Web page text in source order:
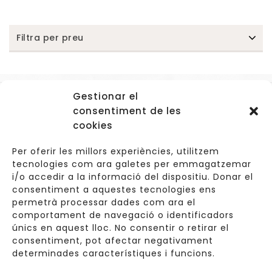
Gestionar el
consentiment de les
cookies
Per oferir les millors experiències, utilitzem
tecnologies com ara galetes per emmagatzemar
i/o accedir a la informació del dispositiu. Donar el
consentiment a aquestes tecnologies ens
permetrà processar dades com ara el
comportament de navegació o identificadors
únics en aquest lloc. No consentir o retirar el
consentiment, pot afectar negativament
determinades característiques i funcions.
Filtra per preu
Carrer de Valldoreix 45, 08172 Sant Cugat del Vallès
933 157 807 | 691967537
info@cuinetes.shop